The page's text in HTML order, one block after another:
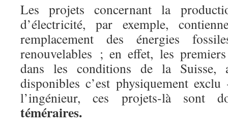
Les projets concernant la
d’électricité, par exemple,
remplacement des énergies
renouvelables ; en effet, les
dans les conditions de la Suisse,
disponibles c’est physiquement
l’ingénieur, ces projets-là sont
téméraires.